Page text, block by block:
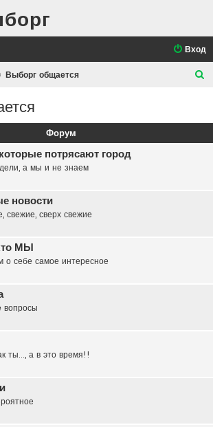
Вход
Выборг общается
к
Форум
потрясают город
а мы и не знаем
новости
свежие, сверх свежие
МЫ
о себе самое интересное
вопросы
ты..., а в это время!!